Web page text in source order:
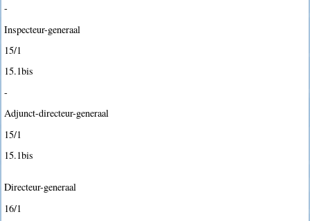
-
Inspecteur-generaal
15/1
15.1bis
-
Adjunct-directeur-generaal
15/1
15.1bis
Directeur-generaal
16/1